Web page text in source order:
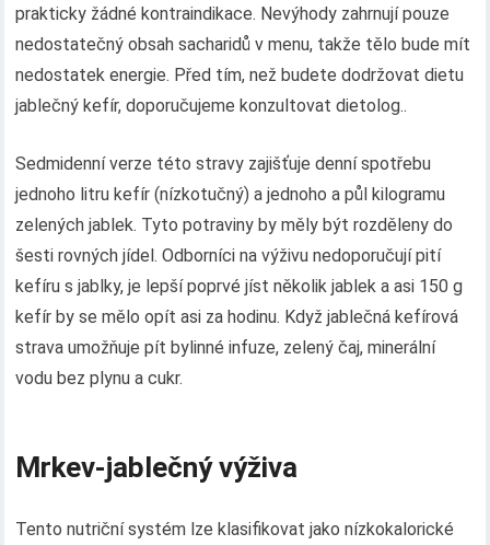
prakticky žádné kontraindikace. Nevýhody zahrnují pouze
nedostatečný obsah sacharidů v menu, takže tělo bude mít
nedostatek energie. Před tím, než budete dodržovat dietu
jablečný kefír, doporučujeme konzultovat dietolog..
Sedmidenní verze této stravy zajišťuje denní spotřebu
jednoho litru kefír (nízkotučný) a jednoho a půl kilogramu
zelených jablek. Tyto potraviny by měly být rozděleny do
šesti rovných jídel. Odborníci na výživu nedoporučují pití
kefíru s jablky, je lepší poprvé jíst několik jablek a asi 150 g
kefír by se mělo opít asi za hodinu. Když jablečná kefírová
strava umožňuje pít bylinné infuze, zelený čaj, minerální
vodu bez plynu a cukr.
Mrkev-jablečný výživa
Tento nutriční systém lze klasifikovat jako nízkokalorické